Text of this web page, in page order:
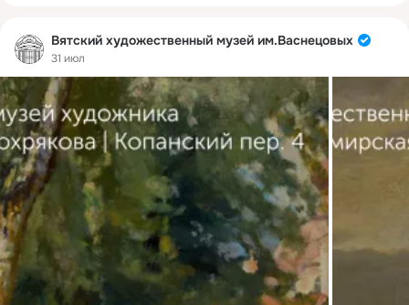
Вятский художественный музей им.Васнецовых
31 июл